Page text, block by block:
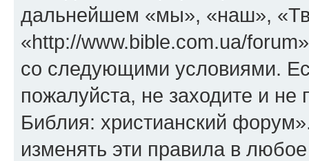
дальнейшем «мы», «наш»,
«http://www.bible.com.ua/
со следующими условиями.
пожалуйста, не заходите и
Библия: христианский
изменять эти правила в